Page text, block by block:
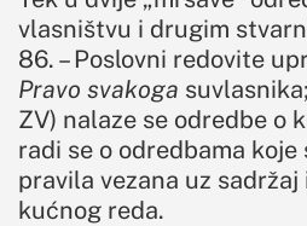
vlasništvu i drugim
86. – Poslovni redovite
Pravo svakoga
ZV) nalaze se odredbe o
radi se o odredbama
pravila vezana uz
kućnog reda.